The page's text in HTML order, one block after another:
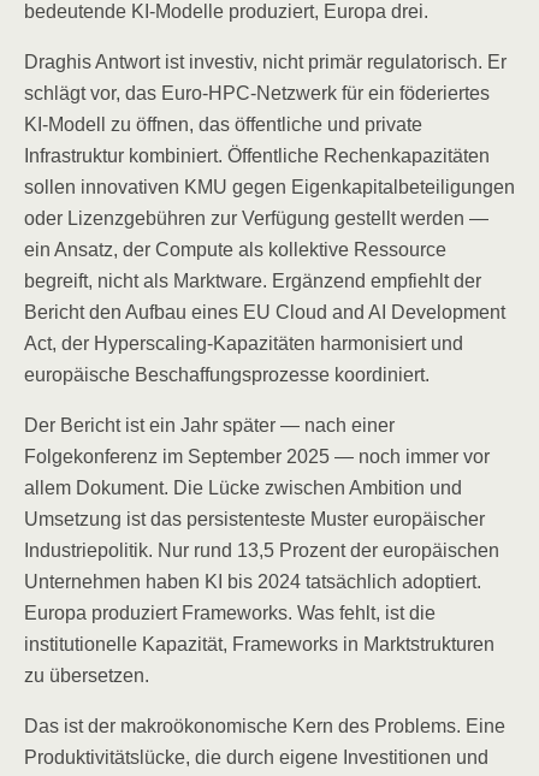
bedeutende KI-Modelle produziert, Europa drei.
Draghis Antwort ist investiv, nicht primär regulatorisch. Er
schlägt vor, das Euro-HPC-Netzwerk für ein föderiertes
KI-Modell zu öffnen, das öffentliche und private
Infrastruktur kombiniert. Öffentliche Rechenkapazitäten
sollen innovativen KMU gegen Eigenkapitalbeteiligungen
oder Lizenzgebühren zur Verfügung gestellt werden —
ein Ansatz, der Compute als kollektive Ressource
begreift, nicht als Marktware. Ergänzend empfiehlt der
Bericht den Aufbau eines EU Cloud and AI Development
Act, der Hyperscaling-Kapazitäten harmonisiert und
europäische Beschaffungsprozesse koordiniert.
Der Bericht ist ein Jahr später — nach einer
Folgekonferenz im September 2025 — noch immer vor
allem Dokument. Die Lücke zwischen Ambition und
Umsetzung ist das persistenteste Muster europäischer
Industriepolitik. Nur rund 13,5 Prozent der europäischen
Unternehmen haben KI bis 2024 tatsächlich adoptiert.
Europa produziert Frameworks. Was fehlt, ist die
institutionelle Kapazität, Frameworks in Marktstrukturen
zu übersetzen.
Das ist der makroökonomische Kern des Problems. Eine
Produktivitätslücke, die durch eigene Investitionen und